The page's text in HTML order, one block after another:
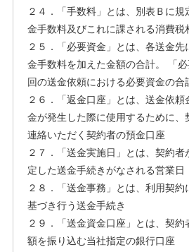
２４．「手数料」とは、別表Ｂに規
金手数料及びこれに課される消費税
２５．「必要資金」とは、各送金
金手数料を加えた金額の合計。 「必
回の送金依頼における必要資金の合
２６．「返金口座」とは、送金依頼
金が発生した際に使用するために、
連絡いただく契約者の預金口座
２７．「送金実施日」とは、契約
定した送金手続きがなされる営業日
２８．「送金事務」とは、利用契約
基づき行う送金手続き
２９．「送金資金口座」とは、契約
額を振り込む当社指定の銀行口座